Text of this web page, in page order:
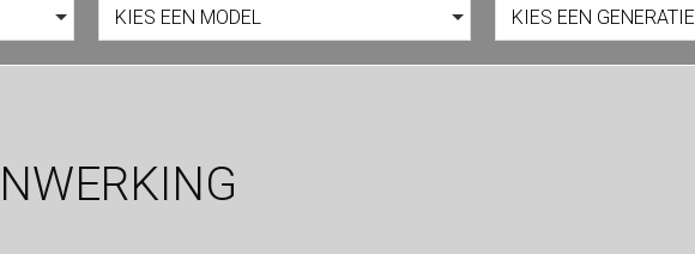
KIES EEN MODEL KIES EEN GENERATIE